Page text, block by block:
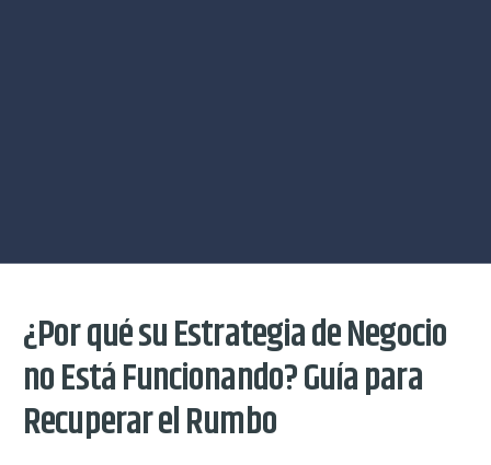
¿Por qué su Estrategia de Negocio
no Está Funcionando? Guía para
Recuperar el Rumbo